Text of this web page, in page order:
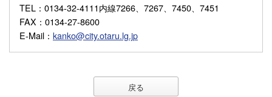
TEL ：0134-32-4111内線7266、7267、7450、7451
FAX ：0134-27-8600
E-Mail ： kanko@city.otaru.lg.jp
戻る